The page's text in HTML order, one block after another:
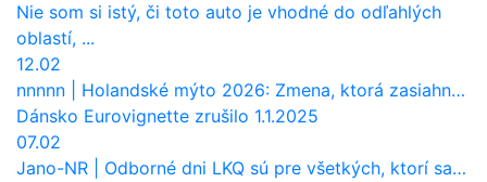
Nie som si istý, či toto auto je vhodné do odľahlých
oblastí, ...
12.02
nnnnn
Holandské mýto 2026: Zmena, ktorá zasiahne slovenských dopravcov
Dánsko Eurovignette zrušilo 1.1.2025
07.02
Jano-NR
Odborné dni LKQ sú pre všetkých, ktorí sa chcú dozvedieť niečo viac